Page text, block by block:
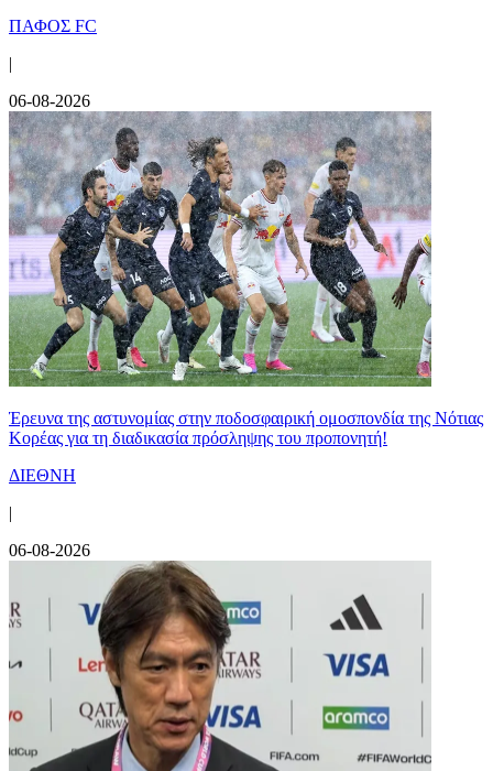
ΠΑΦΟΣ FC
|
06-08-2026
Έρευνα της αστυνομίας στην ποδοσφαιρική ομοσπονδία της Νότιας
Κορέας για τη διαδικασία πρόσληψης του προπονητή!
ΔΙΕΘΝΗ
|
06-08-2026